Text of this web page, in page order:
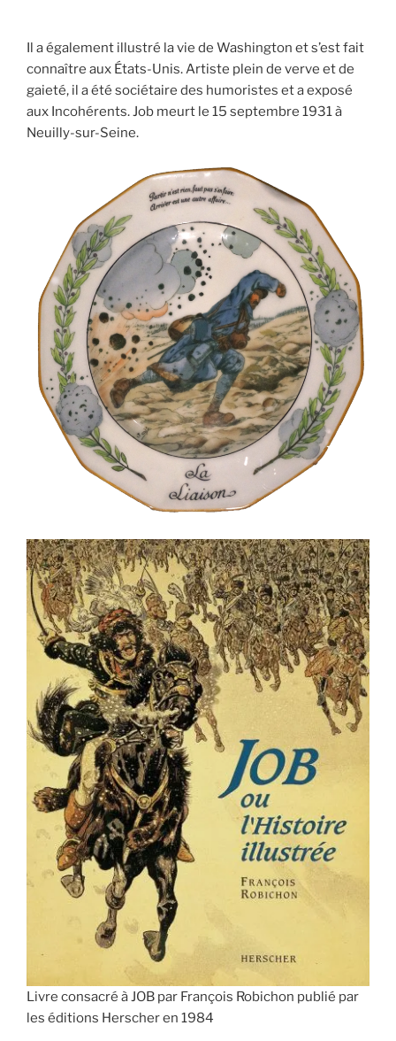
Il a également illustré la vie de Washington et s’est fait
connaître aux États-Unis. Artiste plein de verve et de
gaieté, il a été sociétaire des humoristes et a exposé
aux Incohérents. Job meurt le 15 septembre 1931 à
Neuilly-sur-Seine.
Livre consacré à JOB par François Robichon publié par
les éditions Herscher en 1984